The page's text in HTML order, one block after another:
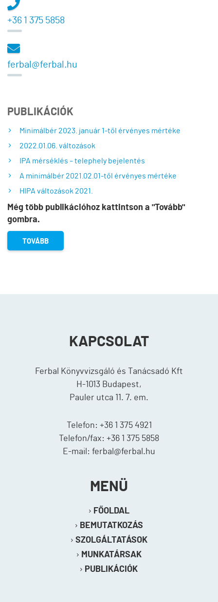
+36 1 375 5858
ferbal@ferbal.hu
PUBLIKÁCIÓK
Minimálbér 2023. január 1-től érvényes mértéke
2022.01.06. változások
IPA mérséklés – telephely bejelentés
A minimálbér 2021.02.01-től érvényes mértéke
HIPA változások 2021.
Még több publikációhoz kattintson a "Tovább"
gombra.
TOVÁBB
KAPCSOLAT
Ferbal Könyvvizsgáló és Tanácsadó Kft
H-1013 Budapest,
Pauler utca 11. 7. em.
Telefon: +36 1 375 4921
Telefon/fax: +36 1 375 5858
E-mail: ferbal@ferbal.hu
MENÜ
FŐOLDAL
BEMUTATKOZÁS
SZOLGÁLTATÁSOK
MUNKATÁRSAK
PUBLIKÁCIÓK